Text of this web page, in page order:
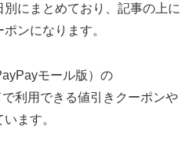
にまとめており、記事の上に
ンになります。
モール版）の
利用できる値引きクーポンや
ます。